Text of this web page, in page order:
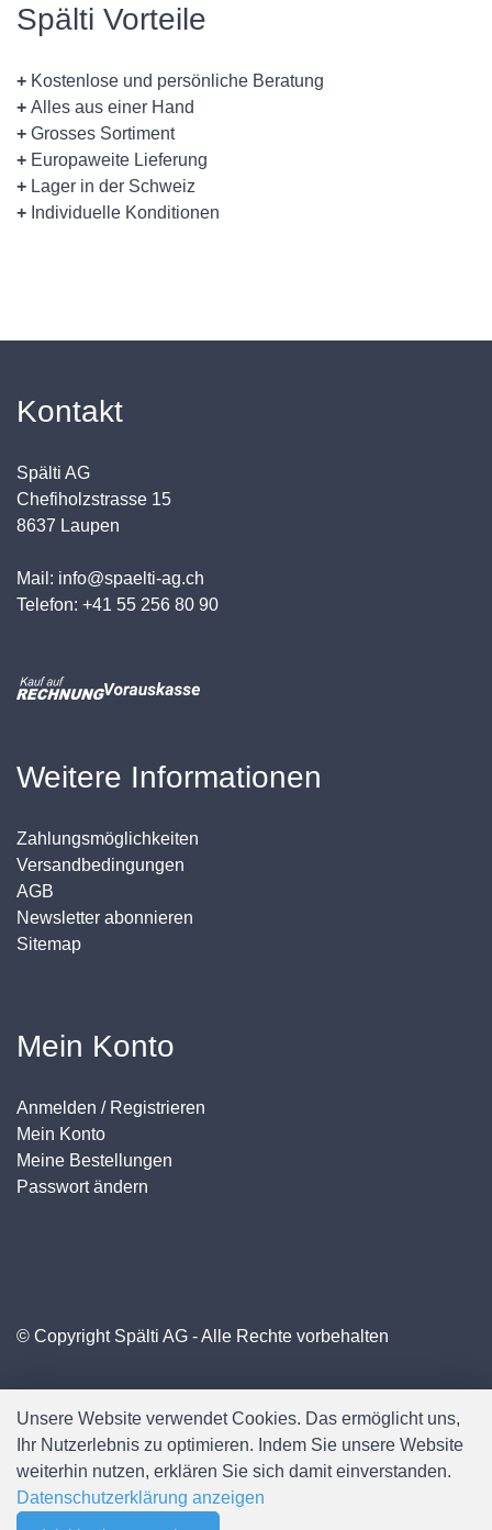
Spälti Vorteile
+ Kostenlose und persönliche Beratung
+ Alles aus einer Hand
+ Grosses Sortiment
+ Europaweite Lieferung
+ Lager in der Schweiz
+ Individuelle Konditionen
Kontakt
Spälti AG
Chefiholzstrasse 15
8637 Laupen
Mail: info@spaelti-ag.ch
Telefon: +41 55 256 80 90
Weitere Informationen
Zahlungsmöglichkeiten
Versandbedingungen
AGB
Newsletter abonnieren
Sitemap
Mein Konto
Anmelden / Registrieren
Mein Konto
Meine Bestellungen
Passwort ändern
© Copyright Spälti AG - Alle Rechte vorbehalten
Unsere Website verwendet Cookies. Das ermöglicht uns,
Ihr Nutzerlebnis zu optimieren. Indem Sie unsere Website
weiterhin nutzen, erklären Sie sich damit einverstanden.
Datenschutzerklärung anzeigen